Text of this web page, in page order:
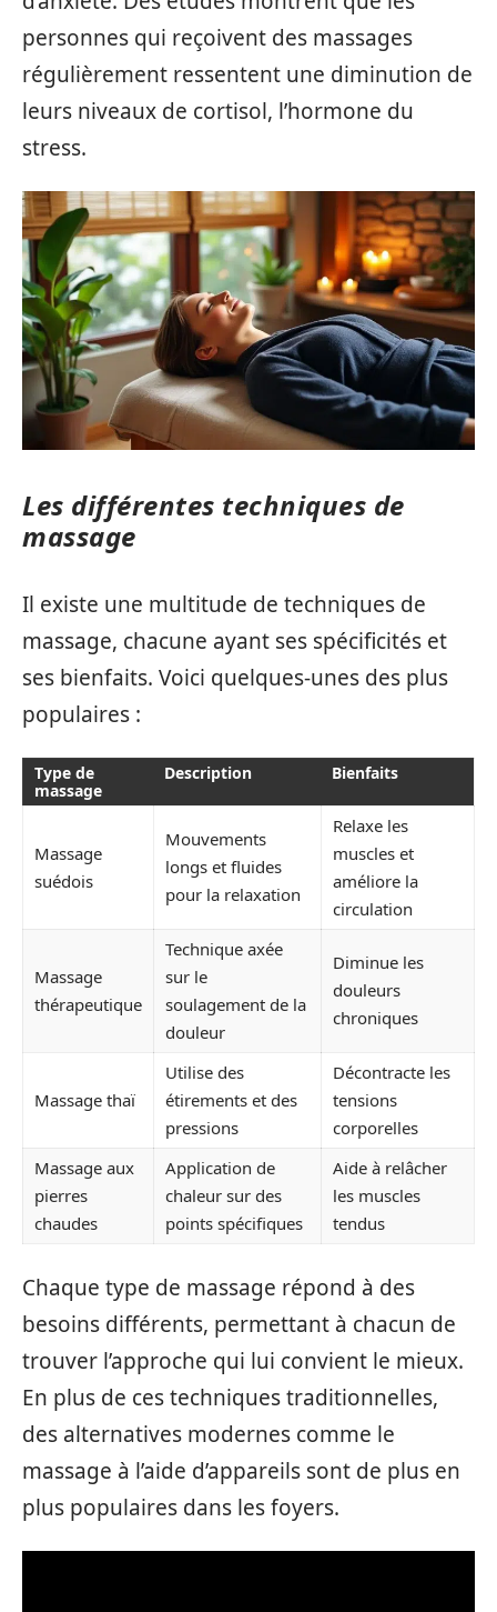
personnes qui reçoivent des massages
régulièrement ressentent une diminution de
leurs niveaux de cortisol, l’hormone du
stress.
Les différentes techniques de
massage
Il existe une multitude de techniques de
massage, chacune ayant ses spécificités et
ses bienfaits. Voici quelques-unes des plus
populaires :
Type de
massage
Description Bienfaits
Massage
suédois
Mouvements
longs et fluides
pour la relaxation
Relaxe les
muscles et
améliore la
circulation
Massage
thérapeutique
Technique axée
sur le
soulagement de la
douleur
Diminue les
douleurs
chroniques
Massage thaï
Utilise des
étirements et des
pressions
Décontracte les
tensions
corporelles
Massage aux
pierres
chaudes
Application de
chaleur sur des
points spécifiques
Aide à relâcher
les muscles
tendus
Chaque type de massage répond à des
besoins différents, permettant à chacun de
trouver l’approche qui lui convient le mieux.
En plus de ces techniques traditionnelles,
des alternatives modernes comme le
massage à l’aide d’appareils sont de plus en
plus populaires dans les foyers.